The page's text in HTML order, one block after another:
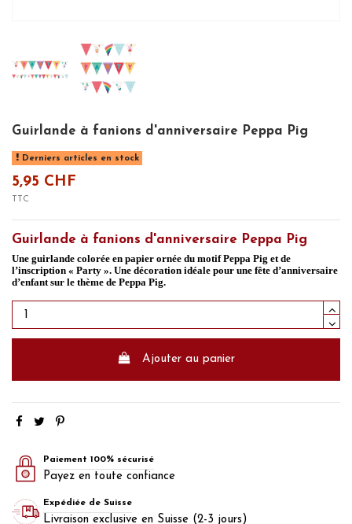
Guirlande à fanions d'anniversaire Peppa Pig
Derniers articles en stock
5,95 CHF
TTC
Guirlande à fanions d'anniversaire Peppa Pig
Une guirlande colorée en papier ornée du motif Peppa Pig et de
l’inscription « Party ». Une décoration idéale pour une fête d’anniversaire
d’enfant sur le thème de Peppa Pig.
Ajouter au panier
Paiement 100% sécurisé
Payez en toute confiance
Expédiée de Suisse
Livraison exclusive en Suisse (2-3 jours)